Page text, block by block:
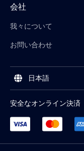
会社
我々について
お問い合わせ
日本語
安全なオンライン決済